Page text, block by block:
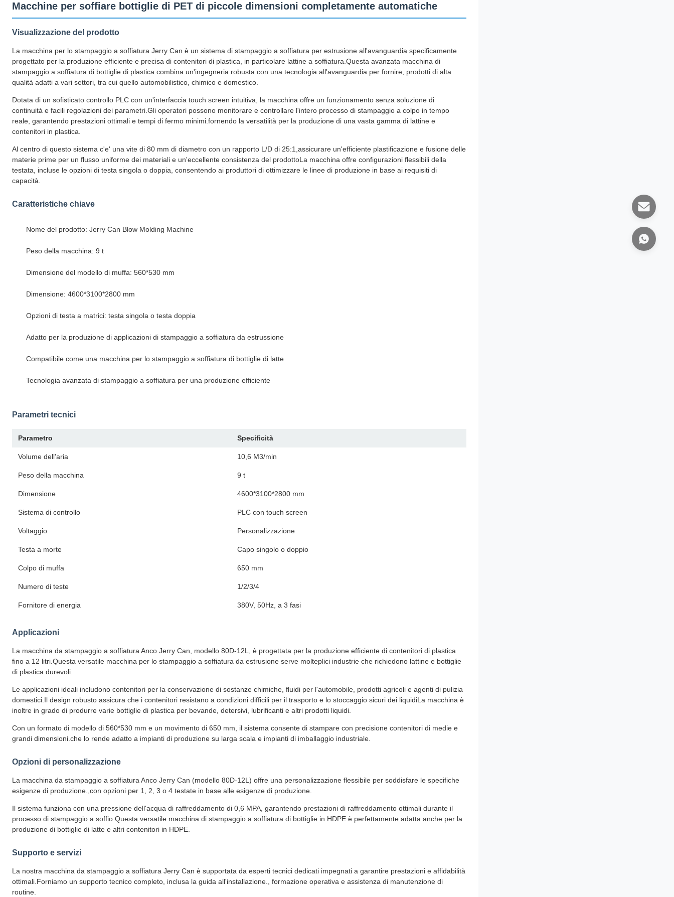
Macchine per soffiare bottiglie di PET di piccole dimensioni completamente automatiche
Visualizzazione del prodotto
La macchina per lo stampaggio a soffiatura Jerry Can è un sistema di stampaggio a soffiatura per estrusione all'avanguardia specificamente
progettato per la produzione efficiente e precisa di contenitori di plastica, in particolare lattine a soffiatura.Questa avanzata macchina di
stampaggio a soffiatura di bottiglie di plastica combina un'ingegneria robusta con una tecnologia all'avanguardia per fornire, prodotti di alta
qualità adatti a vari settori, tra cui quello automobilistico, chimico e domestico.
Dotata di un sofisticato controllo PLC con un'interfaccia touch screen intuitiva, la macchina offre un funzionamento senza soluzione di
continuità e facili regolazioni dei parametri.Gli operatori possono monitorare e controllare l'intero processo di stampaggio a colpo in tempo
reale, garantendo prestazioni ottimali e tempi di fermo minimi.fornendo la versatilità per la produzione di una vasta gamma di lattine e
contenitori in plastica.
Al centro di questo sistema c'e' una vite di 80 mm di diametro con un rapporto L/D di 25:1,assicurare un'efficiente plastificazione e fusione delle
materie prime per un flusso uniforme dei materiali e un'eccellente consistenza del prodottoLa macchina offre configurazioni flessibili della
testata, incluse le opzioni di testa singola o doppia, consentendo ai produttori di ottimizzare le linee di produzione in base ai requisiti di
capacità.
Caratteristiche chiave
Nome del prodotto: Jerry Can Blow Molding Machine
Peso della macchina: 9 t
Dimensione del modello di muffa: 560*530 mm
Dimensione: 4600*3100*2800 mm
Opzioni di testa a matrici: testa singola o testa doppia
Adatto per la produzione di applicazioni di stampaggio a soffiatura da estrussione
Compatibile come una macchina per lo stampaggio a soffiatura di bottiglie di latte
Tecnologia avanzata di stampaggio a soffiatura per una produzione efficiente
Parametri tecnici
Parametro Specificità
Volume dell'aria 10,6 M3/min
Peso della macchina 9 t
Dimensione 4600*3100*2800 mm
Sistema di controllo PLC con touch screen
Voltaggio Personalizzazione
Testa a morte Capo singolo o doppio
Colpo di muffa 650 mm
Numero di teste 1/2/3/4
Fornitore di energia 380V, 50Hz, a 3 fasi
Applicazioni
La macchina da stampaggio a soffiatura Anco Jerry Can, modello 80D-12L, è progettata per la produzione efficiente di contenitori di plastica
fino a 12 litri.Questa versatile macchina per lo stampaggio a soffiatura da estrusione serve molteplici industrie che richiedono lattine e bottiglie
di plastica durevoli.
Le applicazioni ideali includono contenitori per la conservazione di sostanze chimiche, fluidi per l'automobile, prodotti agricoli e agenti di pulizia
domestici.Il design robusto assicura che i contenitori resistano a condizioni difficili per il trasporto e lo stoccaggio sicuri dei liquidiLa macchina è
inoltre in grado di produrre varie bottiglie di plastica per bevande, detersivi, lubrificanti e altri prodotti liquidi.
Con un formato di modello di 560*530 mm e un movimento di 650 mm, il sistema consente di stampare con precisione contenitori di medie e
grandi dimensioni.che lo rende adatto a impianti di produzione su larga scala e impianti di imballaggio industriale.
Opzioni di personalizzazione
La macchina da stampaggio a soffiatura Anco Jerry Can (modello 80D-12L) offre una personalizzazione flessibile per soddisfare le specifiche
esigenze di produzione.,con opzioni per 1, 2, 3 o 4 testate in base alle esigenze di produzione.
Il sistema funziona con una pressione dell'acqua di raffreddamento di 0,6 MPA, garantendo prestazioni di raffreddamento ottimali durante il
processo di stampaggio a soffio.Questa versatile macchina di stampaggio a soffiatura di bottiglie in HDPE è perfettamente adatta anche per la
produzione di bottiglie di latte e altri contenitori in HDPE.
Supporto e servizi
La nostra macchina da stampaggio a soffiatura Jerry Can è supportata da esperti tecnici dedicati impegnati a garantire prestazioni e affidabilità
ottimali.Forniamo un supporto tecnico completo, inclusa la guida all'installazione., formazione operativa e assistenza di manutenzione di
routine.